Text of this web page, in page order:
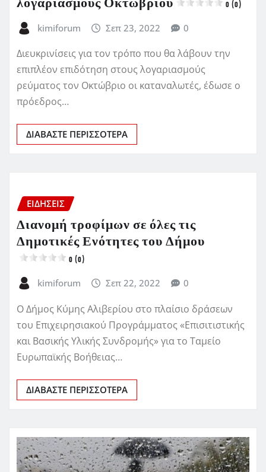
0 (0)
kimiforum Σεπ 23, 2022 0
Διευκρινίσεις για τον τρόπο που θα λάβουν την
επιπλέον επιδότηση στους λογαριασμούς
ρεύματος τον Οκτώβριο οι καταναλωτές, έδωσε ο
πρόεδρος…
ΔΙΑΒΆΣΤΕ ΠΕΡΙΣΣΌΤΕΡΑ
ΕΙΔΗΣΕΙΣ
Διανομή τροφίμων σε όλες τις
Δημοτικές Ενότητες του Δήμου
0 (0)
kimiforum Σεπ 22, 2022 0
Ο Δήμος Κύμης Αλιβερίου στο πλαίσιο δράσεων
του Επιχειρησιακού Προγράμματος «Επισιτιστικής
και Βασικής Υλικής Συνδρομής» για το Ταμείο
Ευρωπαϊκής Βοήθειας…
ΔΙΑΒΆΣΤΕ ΠΕΡΙΣΣΌΤΕΡΑ